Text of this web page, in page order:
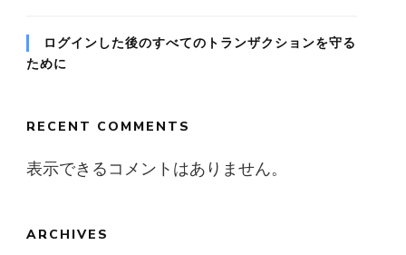
ログインした後のすべてのトランザクションを守る
ために
RECENT COMMENTS
表示できるコメントはありません。
ARCHIVES